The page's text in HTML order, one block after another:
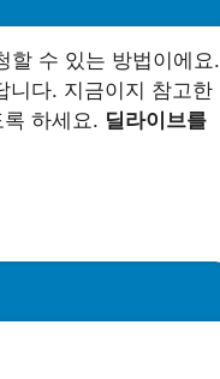
할 수 있는 방법이에요.
니다. 지금이지 참고한
하세요. 딜라이브를